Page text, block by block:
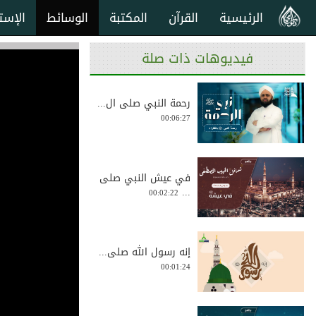
الوسائط المكتبة القرآن الرئيسية
فيديوهات ذات صلة
رحمة النبي صلى ال...
00:06:27
في عيش النبي صلى
...
00:02:22
إنه رسول الله صلى...
00:01:24